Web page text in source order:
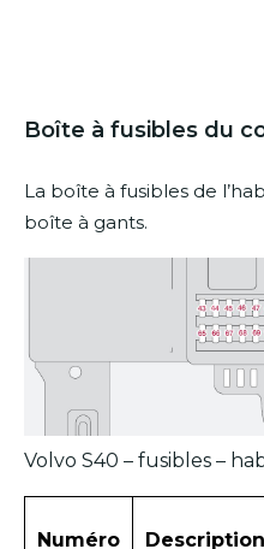
Boîte à fusibles du
La boîte à fusibles de
boîte à gants.
Volvo S40 – fusibles –
Numéro Description